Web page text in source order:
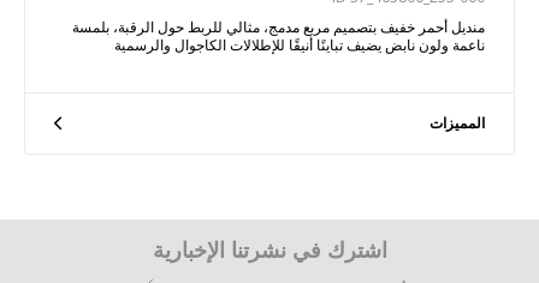
منديل أحمر خفيف بتصميم مربع مدمج، مثالي للربط حول الرقبة، بلمسة
ناعمة ولون نابض يضيف تباينًا أنيقًا للإطلالات الكاجوال والرسمية
المميزات
اشترك في نشرتنا الإخبارية